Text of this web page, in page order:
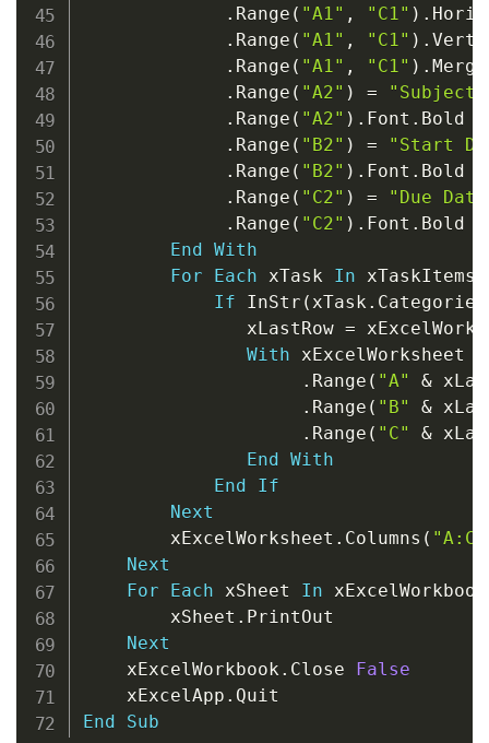
. Range ( "A1" , "C1" ) .
. Range ( "A1" , "C1" ) .
. Range ( "A1" , "C1" ) . Merge
. Range ( "A2" ) =
"Subject"
. Range ( "A2" ) . Font . Bold
. Range ( "B2" ) =
"Start
. Range ( "B2" ) . Font . Bold
. Range ( "C2" ) =
"Due
. Range ( "C2" ) . Font . Bold
End With
For
Each xTask In xTaskItems
If InStr ( xTask . Categories
               xLastRow
=
With xExcelWorksheet
. Range ( "A" &
. Range ( "B" &
. Range ( "C" &
End With
End
If
Next
        xExcelWorksheet
. Columns ( "A:C"
Next
For
Each xSheet In xExcelWorkbook
        xSheet
. PrintOut
Next
    xExcelWorkbook
. Close False
    xExcelApp
.
End
Sub